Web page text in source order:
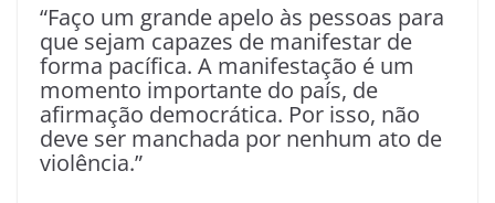
“Faço um grande apelo às pessoas para
que sejam capazes de manifestar de
forma pacífica. A manifestação é um
momento importante do país, de
afirmação democrática. Por isso, não
deve ser manchada por nenhum ato de
violência.”